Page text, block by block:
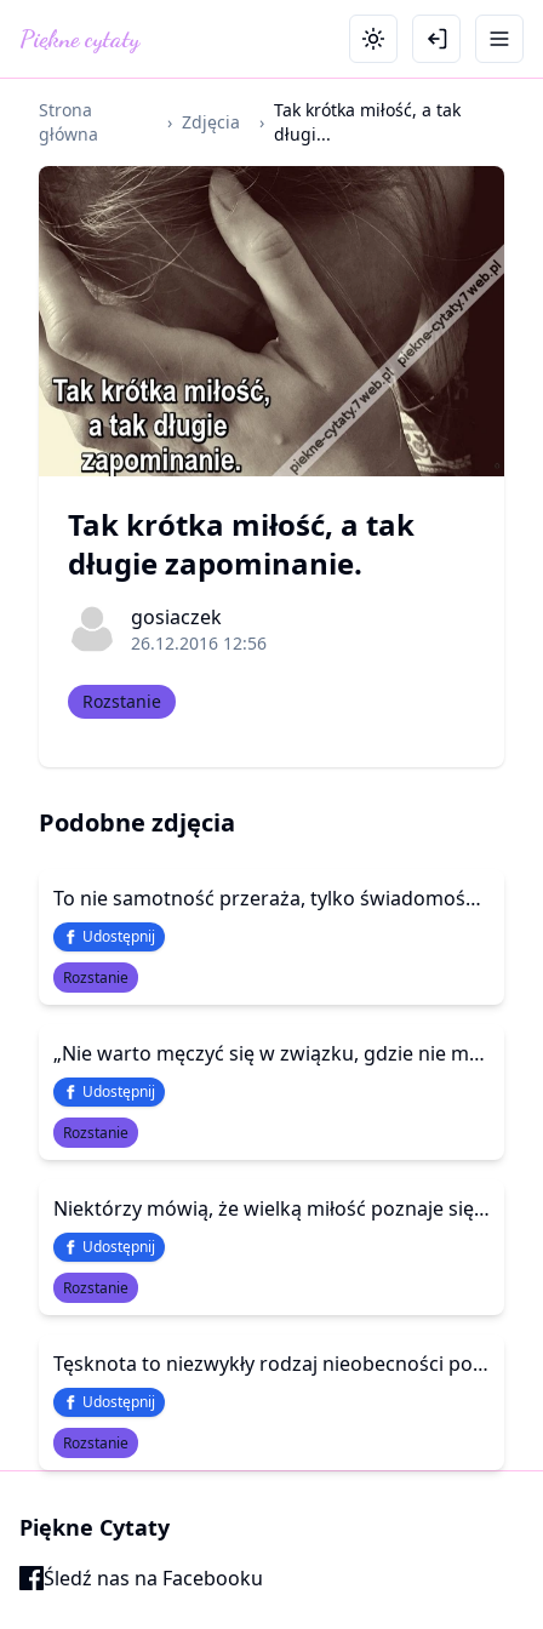
Piękne cytaty
Strona
główna
› Zdjęcia ›
Tak krótka miłość, a tak
długi...
Tak krótka miłość, a tak
długie zapominanie.
gosiaczek
26.12.2016 12:56
Rozstanie
Podobne zdjęcia
To nie samotność przeraża, tylko świadomość, jak długo się oszukiwaliśmy
Udostępnij
Rozstanie
„Nie warto męczyć się w związku, gdzie nie ma szacunku i wzajmnego wsparcia! Prędzej czy później i tak będzie trzeba podjąć tą decyzję…”
Udostępnij
Rozstanie
Niektórzy mówią, że wielką miłość poznaje się po tym, że jedyną osobą, która mogłaby was pocieszyć, jest ten człowiek, przez którego cierpicie.
Udostępnij
Rozstanie
Tęsknota to niezwykły rodzaj nieobecności potrafiącej zbliżać
Udostępnij
Rozstanie
Piękne Cytaty
Śledź nas na Facebooku